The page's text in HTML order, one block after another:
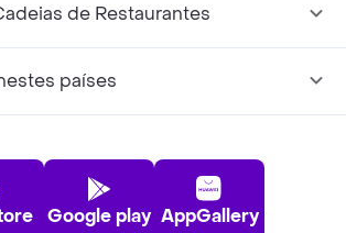
de Restaurantes
países
Google play AppGallery